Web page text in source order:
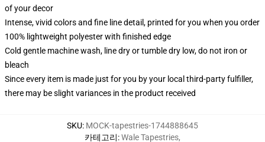
of your decor
Intense, vivid colors and fine line detail, printed for you when you order
100% lightweight polyester with finished edge
Cold gentle machine wash, line dry or tumble dry low, do not iron or
bleach
Since every item is made just for you by your local third-party fulfiller,
there may be slight variances in the product received
SKU: MOCK-tapestries-1744888645
카테고리:Wale Tapestries,